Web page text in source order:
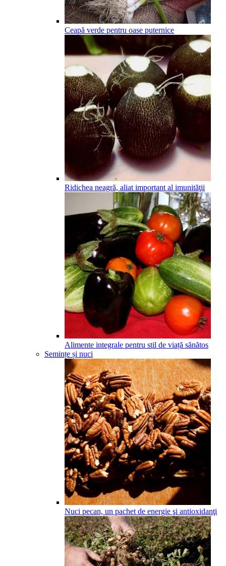
Ceapă verde pentru oase puternice
Ridichea neagră, aliat important al imunităţii
Alimente integrale pentru stil de viață sănătos
Semințe și nuci
Nuci pecan, un pachet de energie şi antioxidanţi